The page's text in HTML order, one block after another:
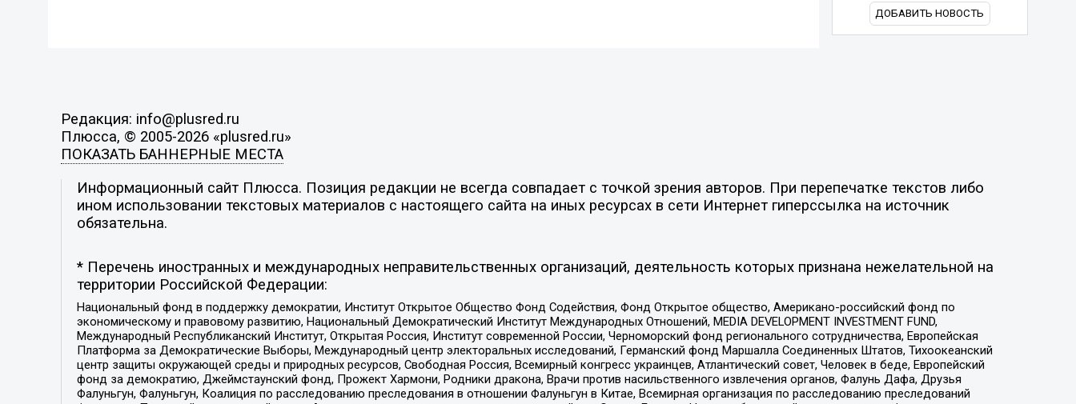
ДОБАВИТЬ НОВОСТЬ
Редакция: info@plusred.ru
Плюсса, © 2005-2026 «plusred.ru»
ПОКАЗАТЬ БАННЕРНЫЕ МЕСТА
Информационный сайт Плюсса. Позиция редакции не всегда совпадает с точкой зрения авторов. При перепечатке текстов либо
ином использовании текстовых материалов с настоящего сайта на иных ресурсах в сети Интернет гиперссылка на источник
обязательна.
* Перечень иностранных и международных неправительственных организаций, деятельность которых признана нежелательной на
территории Российской Федерации:
Национальный фонд в поддержку демократии, Институт Открытое Общество Фонд Содействия, Фонд Открытое общество, Американо-российский фонд по
экономическому и правовому развитию, Национальный Демократический Институт Международных Отношений, MEDIA DEVELOPMENT INVESTMENT FUND,
Международный Республиканский Институт, Открытая Россия, Институт современной России, Черноморский фонд регионального сотрудничества, Европейская
Платформа за Демократические Выборы, Международный центр электоральных исследований, Германский фонд Маршалла Соединенных Штатов, Тихоокеанский
центр защиты окружающей среды и природных ресурсов, Свободная Россия, Всемирный конгресс украинцев, Атлантический совет, Человек в беде, Европейский
фонд за демократию, Джеймстаунский фонд, Прожект Хармони, Родники дракона, Врачи против насильственного извлечения органов, Фалунь Дафа, Друзья
Фалуньгун, Фалуньгун, Коалиция по расследованию преследования в отношении Фалуньгун в Китае, Всемирная организация по расследованию преследований